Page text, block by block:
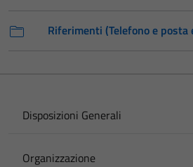
Riferimenti (Telefono e posta
Disposizioni Generali
Organizzazione